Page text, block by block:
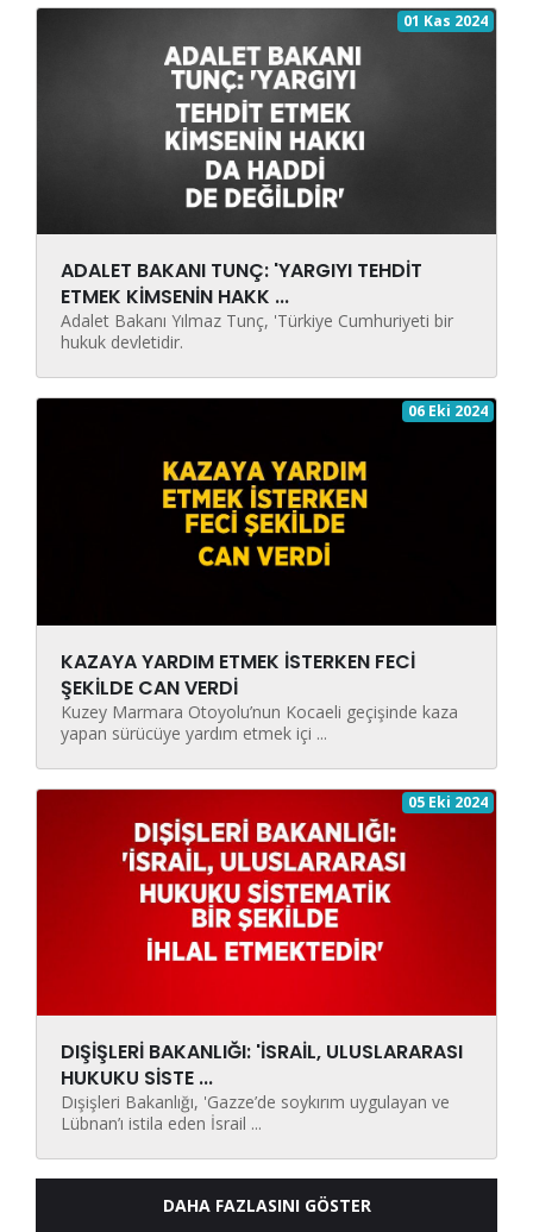
01 Kas 2024
ADALET BAKANI TUNÇ: 'YARGIYI TEHDİT
ETMEK KİMSENİN HAKK ...
Adalet Bakanı Yılmaz Tunç, 'Türkiye Cumhuriyeti bir
hukuk devletidir.
06 Eki 2024
KAZAYA YARDIM ETMEK İSTERKEN FECİ
ŞEKİLDE CAN VERDİ
Kuzey Marmara Otoyolu’nun Kocaeli geçişinde kaza
yapan sürücüye yardım etmek içi ...
05 Eki 2024
DIŞİŞLERİ BAKANLIĞI: 'İSRAİL, ULUSLARARASI
HUKUKU SİSTE ...
Dışişleri Bakanlığı, 'Gazze’de soykırım uygulayan ve
Lübnan’ı istila eden İsrail ...
DAHA FAZLASINI GÖSTER